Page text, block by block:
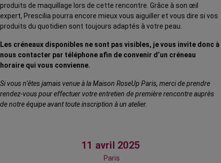
produits de maquillage lors de cette rencontre. Grâce à son œil
expert, Prescilia pourra encore mieux vous aiguiller et vous dire si vos
produits du quotidien sont toujours adaptés à votre peau.
Les créneaux disponibles ne sont pas visibles, je vous invite donc à
nous contacter par téléphone afin de convenir d’un créneau
horaire qui vous convienne.
Si vous n’êtes jamais venue à la Maison RoseUp Paris, merci de prendre
rendez-vous pour effectuer votre entretien de première rencontre auprès
de notre équipe avant toute inscription à un atelier.
11 avril 2025
Paris